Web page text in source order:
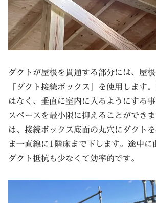
ダクトが屋根を貫通する部分には、屋
「ダクト接続ボックス」を使用します
はなく、垂直に室内に入るようにする
スペースを最小限に抑えることができ
は、接続ボックス底面の丸穴にダクト
ま一直線に1階床まで下します。途中に
ダクト抵抗も少なくて効率的です。